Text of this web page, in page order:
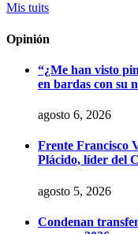
Mis tuits
Opinión
“¿Me han visto
en bardas con su
agosto 6, 2026
Frente Francisco
Plácido, líder del
agosto 5, 2026
Condenan